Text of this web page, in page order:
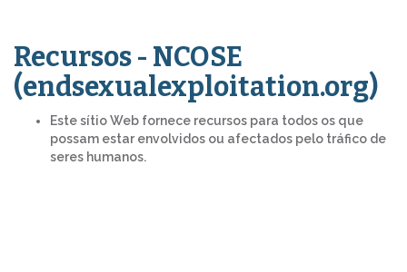
Recursos - NCOSE
(endsexualexploitation.org)
Este sítio Web fornece recursos para todos os que
possam estar envolvidos ou afectados pelo tráfico de
seres humanos.